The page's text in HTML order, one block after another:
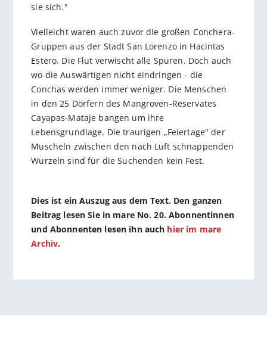
sie sich."
Vielleicht waren auch zuvor die großen Conchera-
Gruppen aus der Stadt San Lorenzo in Hacintas
Estero. Die Flut verwischt alle Spuren. Doch auch
wo die Auswärtigen nicht eindringen - die
Conchas werden immer weniger. Die Menschen
in den 25 Dörfern des Mangroven-Reservates
Cayapas-Mataje bangen um ihre
Lebensgrundlage. Die traurigen „Feiertage" der
Muscheln zwischen den nach Luft schnappenden
Wurzeln sind für die Suchenden kein Fest.
Dies ist ein Auszug aus dem Text. Den ganzen
Beitrag lesen Sie in mare No. 20. Abonnentinnen
und Abonnenten lesen ihn auch hier im mare
Archiv.